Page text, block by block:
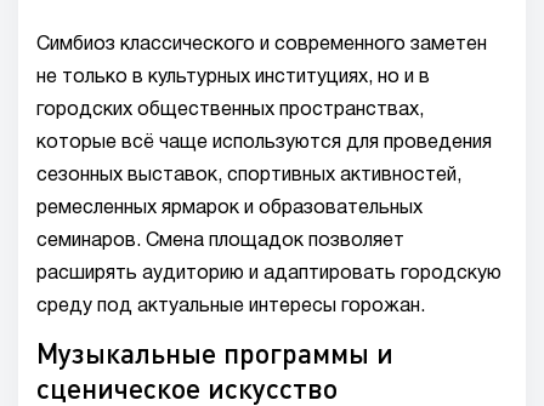
Симбиоз классического и современного заметен
не только в культурных институциях, но и в
городских общественных пространствах,
которые всё чаще используются для проведения
сезонных выставок, спортивных активностей,
ремесленных ярмарок и образовательных
семинаров. Смена площадок позволяет
расширять аудиторию и адаптировать городскую
среду под актуальные интересы горожан.
Музыкальные программы и
сценическое искусство